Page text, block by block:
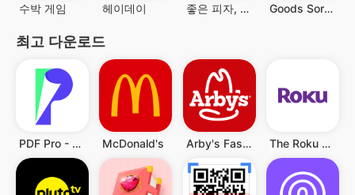
수박 게임 헤이데이 좋은 피자, 위대한 피자 Goods Sort™ 트리플타일, 정리게임, 트리플게임
최고 다운로드
PDF Pro - Reader & Maker McDonald's Arby's Fast Food Sandwiches The Roku App (Official)